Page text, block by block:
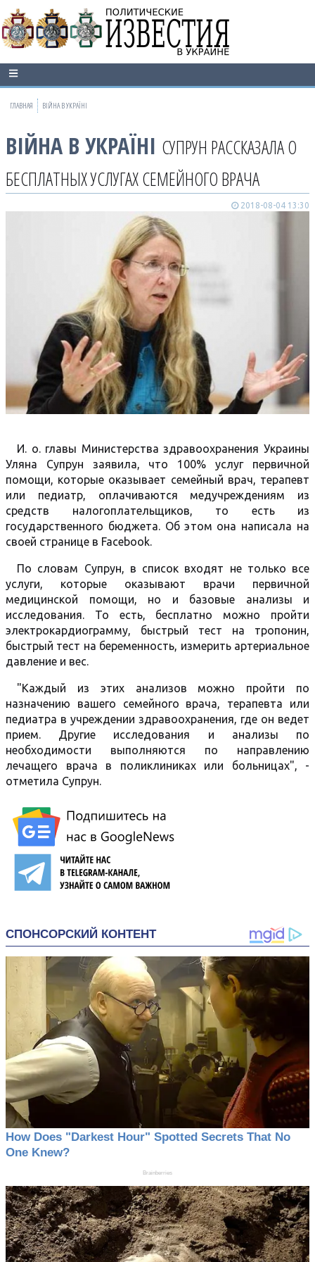
ГЛАВНАЯ ВІЙНА В УКРАЇНІ
ВІЙНА В УКРАЇНІ СУПРУН РАССКАЗАЛА О
БЕСПЛАТНЫХ УСЛУГАХ СЕМЕЙНОГО ВРАЧА
2018-08-04 13:30
И. о. главы Министерства здравоохранения Украины
Уляна Супрун заявила, что 100% услуг первичной
помощи, которые оказывает семейный врач, терапевт
или педиатр, оплачиваются медучреждениям из
средств налогоплательщиков, то есть из
государственного бюджета. Об этом она написала на
своей странице в Facebook.
По словам Супрун, в список входят не только все
услуги, которые оказывают врачи первичной
медицинской помощи, но и базовые анализы и
исследования. То есть, бесплатно можно пройти
электрокардиограмму, быстрый тест на тропонин,
быстрый тест на беременность, измерить артериальное
давление и вес.
"Каждый из этих анализов можно пройти по
назначению вашего семейного врача, терапевта или
педиатра в учреждении здравоохранения, где он ведет
прием. Другие исследования и анализы по
необходимости выполняются по направлению
лечащего врача в поликлиниках или больницах", -
отметила Супрун.